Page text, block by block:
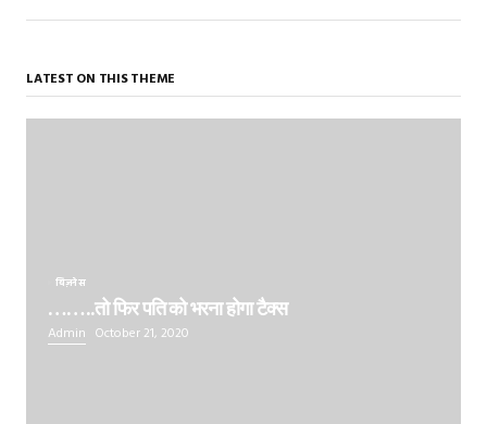
LATEST ON THIS THEME
बिज़नेस
……..तो फिर पति को भरना होगा टैक्स
Admin October 21, 2020